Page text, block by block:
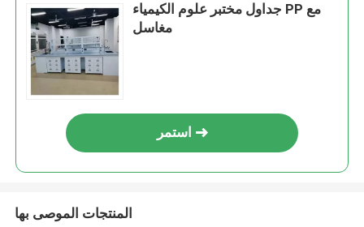
جداول مختبر علوم الكيمياء PP مع
مغاسل
استمر
المنتجات الموصى بها